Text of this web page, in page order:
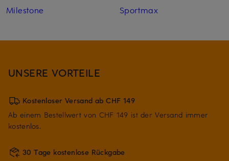
Milestone
Sportmax
UNSERE VORTEILE
Kostenloser Versand ab CHF 149
Ab einem Bestellwert von CHF 149 ist der Versand immer
kostenlos.
30 Tage kostenlose Rückgabe